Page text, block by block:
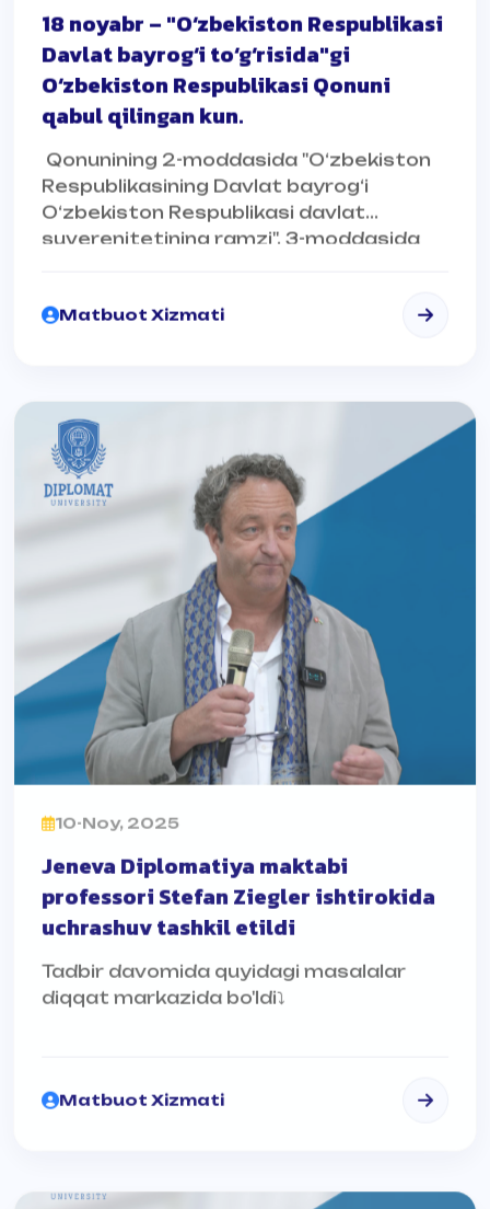
18 noyabr – "O‘zbekiston Respublikasi
Davlat bayrog‘i to‘g‘risida"gi
O‘zbekiston Respublikasi Qonuni
qabul qilingan kun.
Qonunining 2-moddasida "O‘zbekiston
Respublikasining Davlat bayrog‘i
O‘zbekiston Respublikasi davlat
suverenitetining ramzi", 3-moddasida
O‘zbekiston Respublikasining timsoli"
Matbuot Xizmati
Jeneva Diplomatiya maktabi
professori Stefan Ziegler ishtirokida
uchrashuv tashkil etildi
diqqat markazida bo'ldi⤵️